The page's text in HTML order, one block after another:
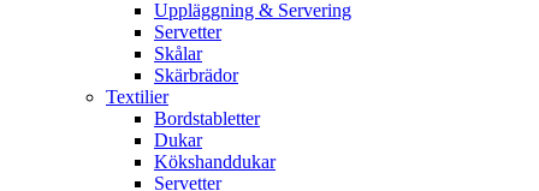
Uppläggning & Servering
Servetter
Skålar
Skärbrädor
Textilier
Bordstabletter
Dukar
Kökshanddukar
Servetter